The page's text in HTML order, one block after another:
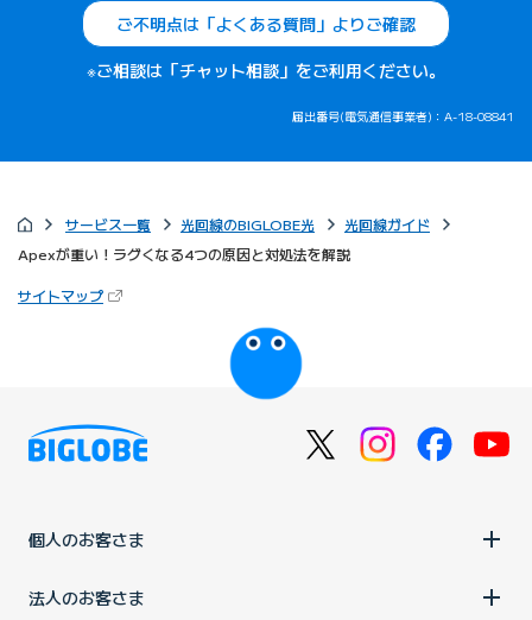
ご不明点は「よくある質問」よりご確認
※ご相談は「チャット相談」をご利用ください。
届出番号(電気通信事業者)：A-18-08841
サービス一覧 光回線のBIGLOBE光
光回線ガイド
Apexが重い！ラグくなる4つの原因と対処法を解説
サイトマップ（新しいタブで開きます）
個人のお客さま
法人のお客さま